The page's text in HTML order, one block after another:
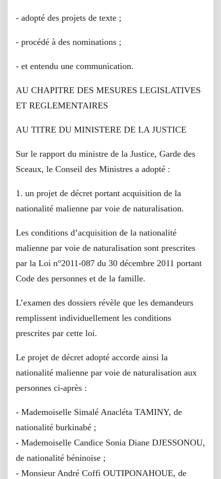
- adopté des projets de texte ;
- procédé à des nominations ;
- et entendu une communication.
AU CHAPITRE DES MESURES LEGISLATIVES
ET REGLEMENTAIRES
AU TITRE DU MINISTERE DE LA JUSTICE
Sur le rapport du ministre de la Justice, Garde des
Sceaux, le Conseil des Ministres a adopté :
1. un projet de décret portant acquisition de la
nationalité malienne par voie de naturalisation.
Les conditions d’acquisition de la nationalité
malienne par voie de naturalisation sont prescrites
par la Loi n°2011-087 du 30 décembre 2011 portant
Code des personnes et de la famille.
L’examen des dossiers révèle que les demandeurs
remplissent individuellement les conditions
prescrites par cette loi.
Le projet de décret adopté accorde ainsi la
nationalité malienne par voie de naturalisation aux
personnes ci-après :
- Mademoiselle Simalé Anacléta TAMINY, de
nationalité burkinabé ;
- Mademoiselle Candice Sonia Diane DJESSONOU,
de nationalité béninoise ;
- Monsieur André Coffi OUTIPONAHOUE, de